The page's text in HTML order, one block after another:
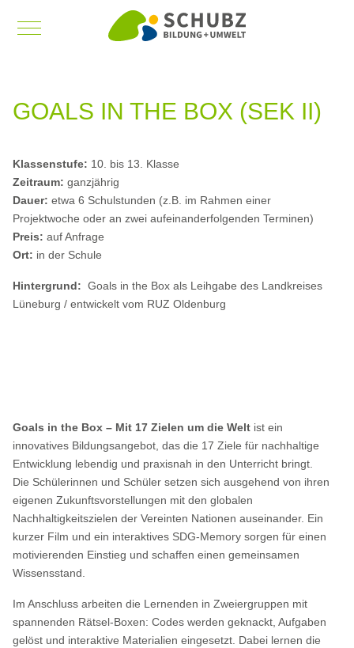
Mobile Menu Toggle
GOALS IN THE BOX (SEK II)
Klassenstufe: 10. bis 13. Klasse
Zeitraum: ganzjährig
Dauer: etwa 6 Schulstunden (z.B. im Rahmen einer
Projektwoche oder an zwei aufeinanderfolgenden Terminen)
Preis: auf Anfrage
Ort: in der Schule
Hintergrund: Goals in the Box als Leihgabe des Landkreises
Lüneburg / entwickelt vom RUZ Oldenburg
Goals in the Box – Mit 17 Zielen um die Welt ist ein
innovatives Bildungsangebot, das die 17 Ziele für nachhaltige
Entwicklung lebendig und praxisnah in den Unterricht bringt.
Die Schülerinnen und Schüler setzen sich ausgehend von ihren
eigenen Zukunftsvorstellungen mit den globalen
Nachhaltigkeitszielen der Vereinten Nationen auseinander. Ein
kurzer Film und ein interaktives SDG-Memory sorgen für einen
motivierenden Einstieg und schaffen einen gemeinsamen
Wissensstand.
Im Anschluss arbeiten die Lernenden in Zweiergruppen mit
spannenden Rätsel-Boxen: Codes werden geknackt, Aufgaben
gelöst und interaktive Materialien eingesetzt. Dabei lernen die